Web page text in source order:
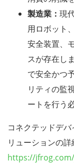
製造業： 現
用ロボット
安全装置、
スが存在し
で安全かつ
リティの監
ートを行う
コネクテッドデ
リューションの
https://